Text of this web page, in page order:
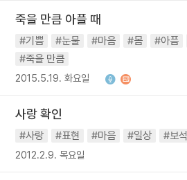
죽을 만큼 아플 때
#기쁨 #눈물 #마음 #몸 #아픔
#죽을 만큼
2015.5.19. 화요일
사랑 확인
#사랑 #표현 #마음 #일상 #보석
2012.2.9. 목요일